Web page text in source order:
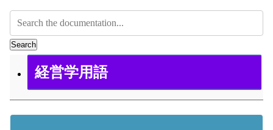
Search
経営学用語